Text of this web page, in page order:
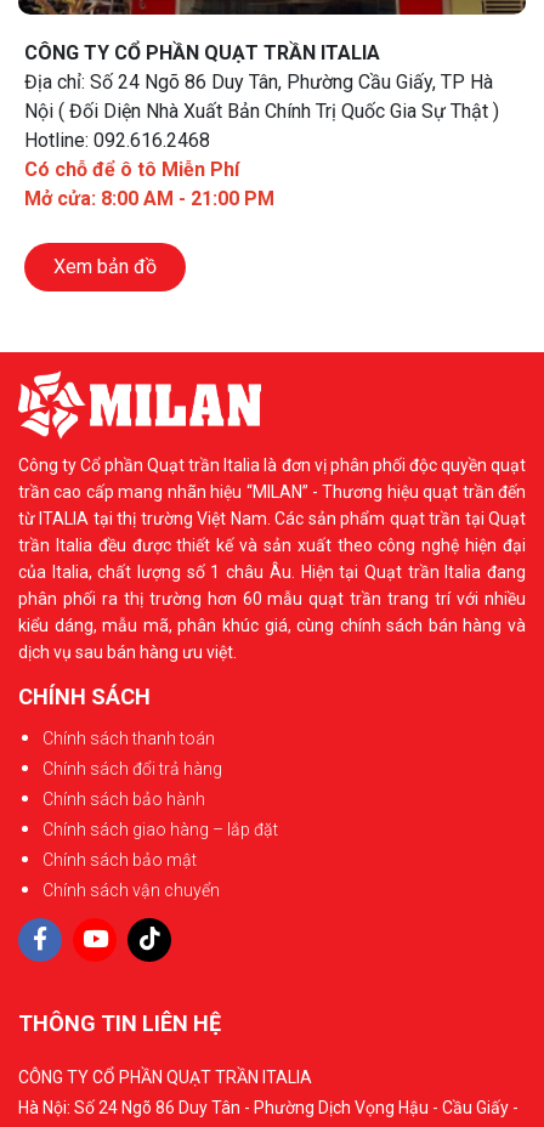
CÔNG TY CỔ PHẦN QUẠT TRẦN ITALIA
Địa chỉ: Số 24 Ngõ 86 Duy Tân, Phường Cầu Giấy, TP Hà
Nội ( Đối Diện Nhà Xuất Bản Chính Trị Quốc Gia Sự Thật )
Hotline: 092.616.2468
Có chỗ để ô tô Miễn Phí
Mở cửa: 8:00 AM - 21:00 PM
Xem bản đồ
Công ty Cổ phần Quạt trần Italia là đơn vị phân phối độc quyền quạt
trần cao cấp mang nhãn hiệu “MILAN” - Thương hiệu quạt trần đến
từ ITALIA tại thị trường Việt Nam. Các sản phẩm quạt trần tại Quạt
trần Italia đều được thiết kế và sản xuất theo công nghệ hiện đại
của Italia, chất lượng số 1 châu Âu. Hiện tại Quạt trần Italia đang
phân phối ra thị trường hơn 60 mẫu quạt trần trang trí với nhiều
kiểu dáng, mẫu mã, phân khúc giá, cùng chính sách bán hàng và
dịch vụ sau bán hàng ưu việt.
CHÍNH SÁCH
Chính sách thanh toán
Chính sách đổi trả hàng
Chính sách bảo hành
Chính sách giao hàng – lắp đặt
Chính sách bảo mật
Chính sách vận chuyển
THÔNG TIN LIÊN HỆ
CÔNG TY CỔ PHẦN QUẠT TRẦN ITALIA
Hà Nội: Số 24 Ngõ 86 Duy Tân - Phường Dịch Vọng Hậu - Cầu Giấy -